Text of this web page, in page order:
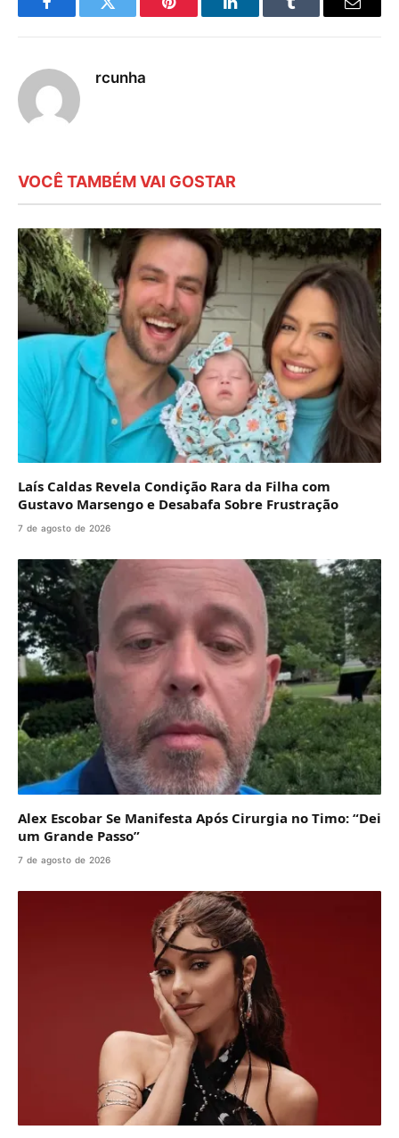
FacebookTwitter Pinterest LinkedInTumblr
E-
rcunha
VOCÊ TAMBÉM VAI GOSTAR
Laís Caldas Revela Condição Rara da Filha com
Gustavo Marsengo e Desabafa Sobre Frustração
7 de agosto de 2026
Alex Escobar Se Manifesta Após Cirurgia no Timo: “Dei
um Grande Passo”
7 de agosto de 2026